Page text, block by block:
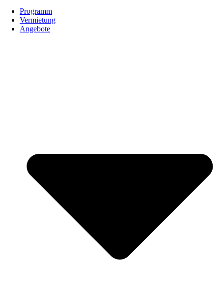
Programm
Vermietung
Angebote